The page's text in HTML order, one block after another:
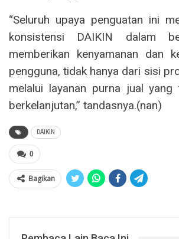
“Seluruh upaya penguatan ini
konsistensi DAIKIN dalam
memberikan kenyamanan dan
pengguna, tidak hanya dari sisi
melalui layanan purna jual yang
berkelanjutan,” tandasnya.(nan)
DAIKIN
0
Bagikan